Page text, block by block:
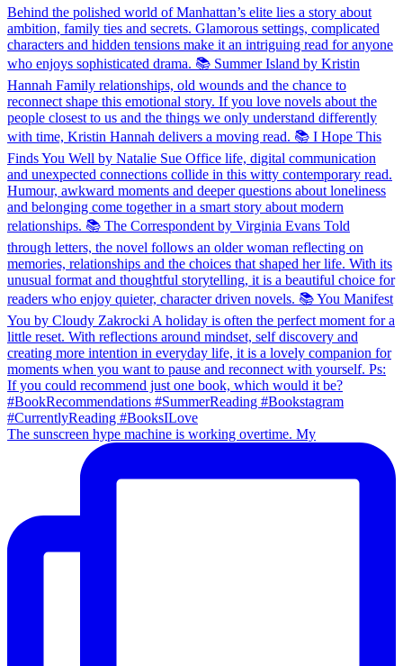
The sunscreen hype machine is working overtime. My